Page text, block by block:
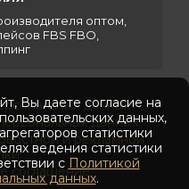
оптом,
FBS FBO,
данных
данных
и рекламной
соглашение
Вы даете согласие на
данных,
статистики
ведения статистики
с Политикой
данных.